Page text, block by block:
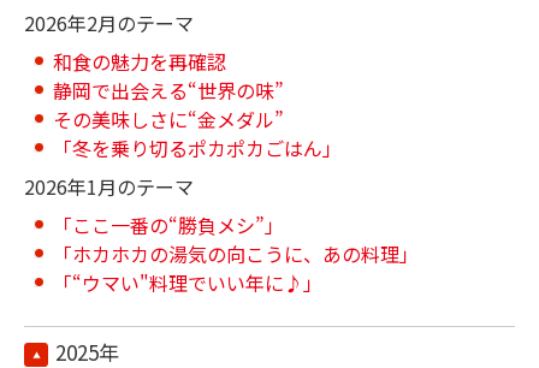
2026年2月のテーマ
和食の魅力を再確認
静岡で出会える“世界の味”
その美味しさに“金メダル”
「冬を乗り切るポカポカごはん」
2026年1月のテーマ
「ここ一番の“勝負メシ”」
「ホカホカの湯気の向こうに、あの料理」
「“ウマい"料理でいい年に♪」
2025年